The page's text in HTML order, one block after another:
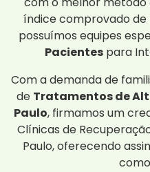
índice comprovado de
possuímos equipes
Pacientes para
Com a demanda de
de Tratamentos de
Paulo, firmamos um
Clínicas de
Paulo, oferecendo